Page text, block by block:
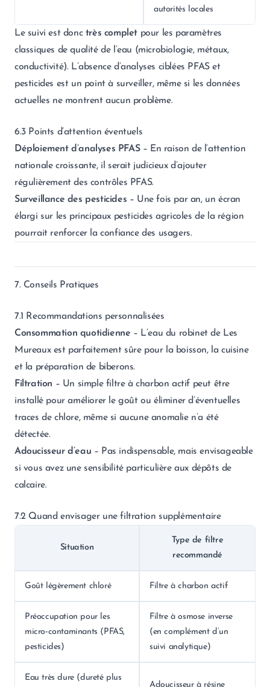
autorités locales
Le suivi est donc très complet pour les paramètres
classiques de qualité de l’eau (microbiologie, métaux,
conductivité). L’absence d’analyses ciblées PFAS et
pesticides est un point à surveiller, même si les données
actuelles ne montrent aucun problème.
6.3 Points d’attention éventuels
Déploiement d’analyses PFAS– En raison de l’attention
nationale croissante, il serait judicieux d’ajouter
régulièrement des contrôles PFAS.
Surveillance des pesticides – Une fois par an, un écran
élargi sur les principaux pesticides agricoles de la région
pourrait renforcer la confiance des usagers.
7. Conseils Pratiques
7.1 Recommandations personnalisées
Consommation quotidienne – L’eau du robinet de Les
Mureaux est parfaitement sûre pour la boisson, la cuisine
et la préparation de biberons.
Filtration – Un simple filtre à charbon actif peut être
installé pour améliorer le goût ou éliminer d’éventuelles
traces de chlore, même si aucune anomalie n’a été
détectée.
Adoucisseur d’eau – Pas indispensable, mais envisageable
si vous avez une sensibilité particulière aux dépôts de
calcaire.
7.2 Quand envisager une filtration supplémentaire
Situation
Type de filtre
recommandé
Goût légèrement chloré Filtre à charbon actif
Préoccupation pour les
micro‑contaminants (PFAS,
pesticides)
Filtre à osmose inverse
(en complément d’un
suivi analytique)
Eau très dure (dureté plus
Adoucisseur à résine